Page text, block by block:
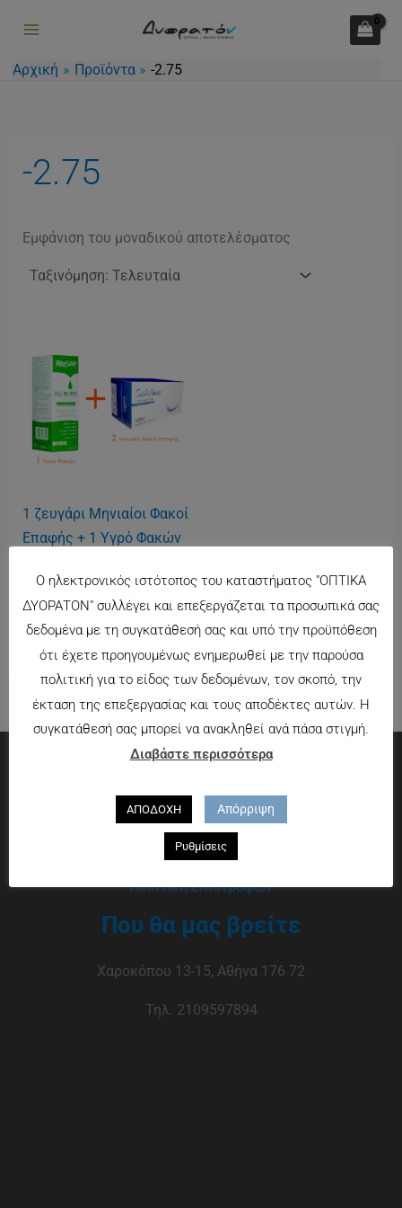
περιεχόμενο
Αρχική Προϊόντα -2.75
-2.75
Εμφάνιση του μοναδικού αποτελέσματος
1 ζευγάρι Μηνιαίοι Φακοί
Επαφής + 1 Υγρό Φακών
9.90 €
Πληροφορίες
Τρόποι πληρωμής
Τρόποι αποστολής
Πολιτική επιστροφών
Που θα μας βρείτε
Χαροκόπου 13-15, Αθήνα 176 72
Τηλ. 2109597894
Ο ηλεκτρονικός ιστότοπος του καταστήματος "ΟΠΤΙΚΑ
ΔΥΟΡΑΤΟΝ" συλλέγει και επεξεργάζεται τα προσωπικά σας
δεδομένα με τη συγκατάθεσή σας και υπό την προϋπόθεση
ότι έχετε προηγουμένως ενημερωθεί με την παρούσα
πολιτική για το είδος των δεδομένων, τον σκοπό, την
έκταση της επεξεργασίας και τους αποδέκτες αυτών. Η
συγκατάθεσή σας μπορεί να ανακληθεί ανά πάσα στιγμή.
Διαβάστε περισσότερα
ΑΠΟΔΟΧΗ Απόρριψη
Ρυθμίσεις